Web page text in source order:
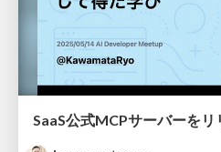
SaaS公式MCPサーバーを